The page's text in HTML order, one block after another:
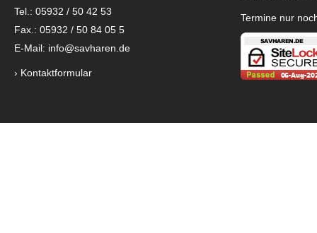
Tel.: 05932 / 50 42 53
Fax.: 05932 / 50 84 05 5
E-Mail: info@savharen.de
› Kontaktformular
Termine nur